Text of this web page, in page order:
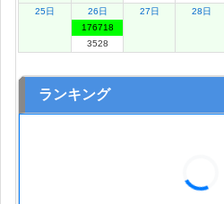
25日
26日
176718
3528
27日 28日
ランキング